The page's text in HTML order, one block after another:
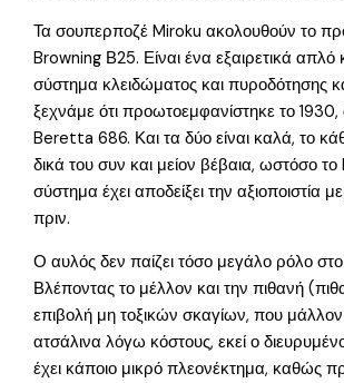
Τα σουπερποζέ Miroku ακολουθούν το
Browning Β25. Είναι ένα εξαιρετικά απλό
σύστημα κλειδώματος και πυροδότησης
ξεχνάμε ότι προωτοεμφανίστηκε το
Beretta 686. Και τα δύο είναι καλά, το
δικά του συν και μείον βέβαια, ωστόσο
σύστημα έχει αποδείξει την αξιοποιστία
πριν.
Ο αυλός δεν παίζει τόσο μεγάλο ρόλο
Βλέποντας το μέλλον και την πιθανή
επιβολή μη τοξικών σκαγίων, που μάλλον
ατσάλινα λόγω κόστους, εκεί ο
έχει κάποιο μικρό πλεονέκτημα, καθώς